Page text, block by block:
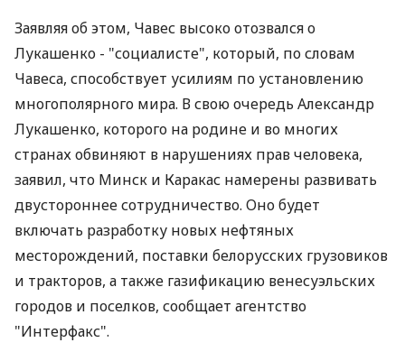
Заявляя об этом, Чавес высоко отозвался о
Лукашенко - "социалисте", который, по словам
Чавеса, способствует усилиям по установлению
многополярного мира. В свою очередь Александр
Лукашенко, которого на родине и во многих
странах обвиняют в нарушениях прав человека,
заявил, что Минск и Каракас намерены развивать
двустороннее сотрудничество. Оно будет
включать разработку новых нефтяных
месторождений, поставки белорусских грузовиков
и тракторов, а также газификацию венесуэльских
городов и поселков, сообщает агентство
"Интерфакс".